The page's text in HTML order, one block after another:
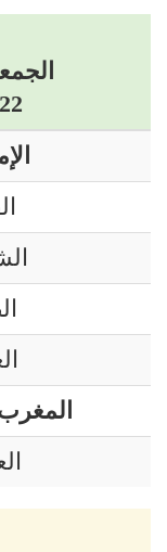
الجمعة 7 أوت
22 صفر 1448 هجري